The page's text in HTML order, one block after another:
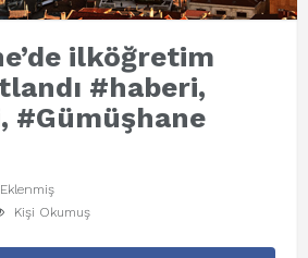
ilköğretim
#haberi,
#Gümüşhane
Kişi Okumuş